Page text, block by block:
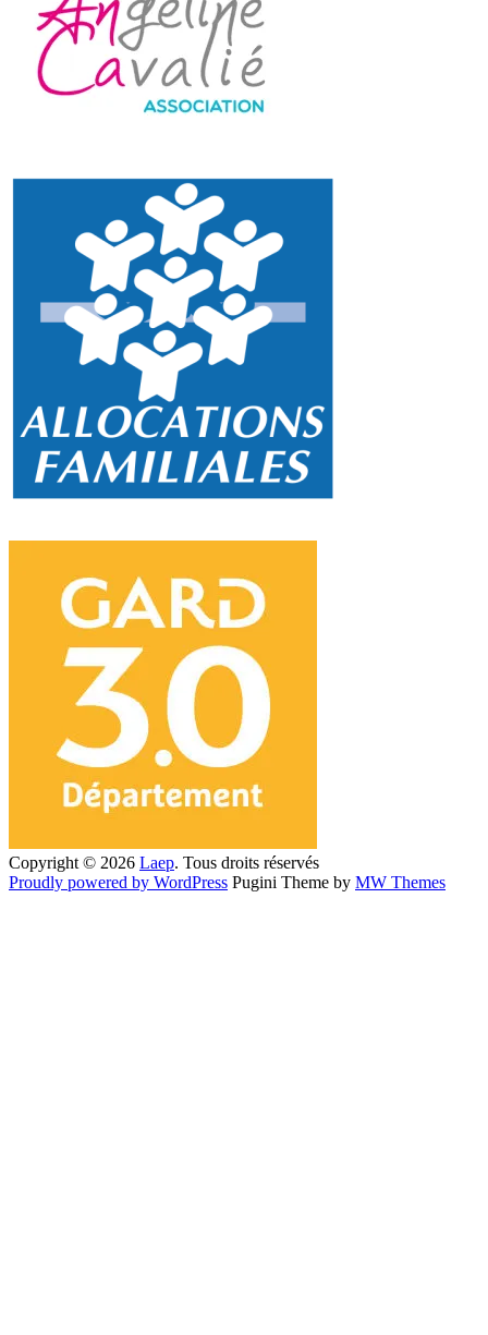
Copyright © 2026 Laep. Tous droits réservés
Proudly powered by WordPress Pugini Theme by MW Themes